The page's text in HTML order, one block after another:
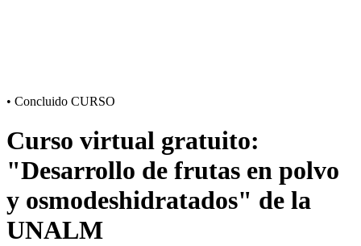
• Concluido CURSO
Curso virtual gratuito:
"Desarrollo de frutas en polvo
y osmodeshidratados" de la
UNALM